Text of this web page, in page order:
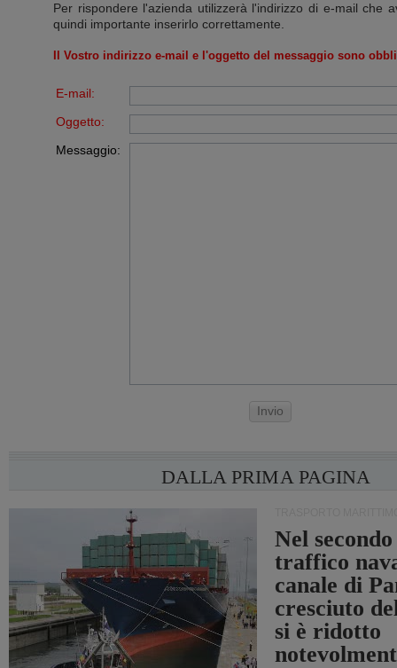
Per rispondere l'azienda utilizzerà l'indirizzo di e-mail che
quindi importante inserirlo correttamente.
Il Vostro indirizzo e-mail e l'oggetto del messaggio sono
E-mail:
Oggetto:
Messaggio:
Invio
DALLA PRIMA PAGINA
Nel
traffico
canale di
cresciuto
si è ridotto